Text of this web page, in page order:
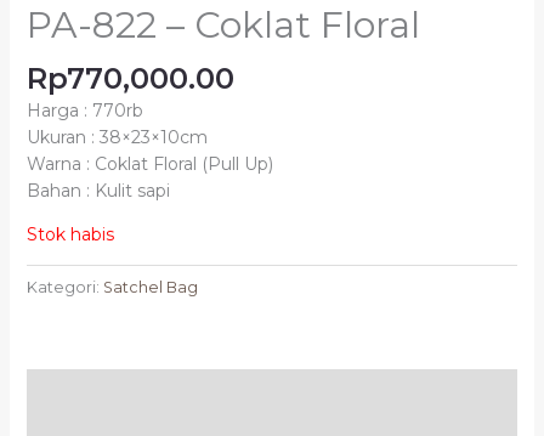
PA-822 – Coklat Floral
Rp770,000.00
Harga : 770rb
Ukuran : 38×23×10cm
Warna : Coklat Floral (Pull Up)
Bahan : Kulit sapi
Stok habis
Kategori: Satchel Bag